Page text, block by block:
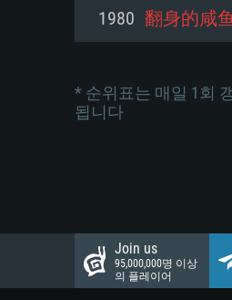
1980 翻身的咸鱼
* 순위표는 매일 1회
됩니다
Join us
95,000,000명 이상
의 플레이어